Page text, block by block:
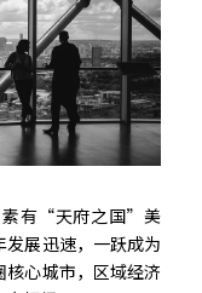
素有“天府之国”美
展迅速，一跃成为
心城市，区域经济